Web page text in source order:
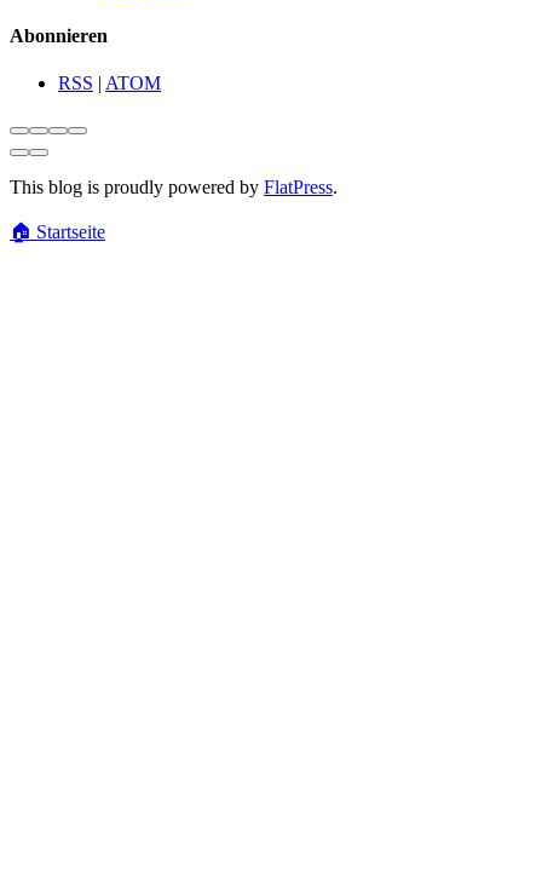
Abonnieren
RSS | ATOM
This blog is proudly powered by FlatPress.
🏠 Startseite